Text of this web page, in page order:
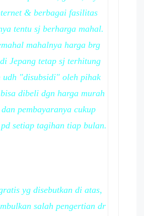
& berbagai fasilitas
tentu sj berharga mahal.
mahalnya harga brg
Jepang tetap sj terhitung
udh "disubsidi" oleh pihak
dibeli dgn harga murah
pembayaranya cukup
setiap tagihan tiap bulan.
yg disebutkan di atas,
salah pengertian dr